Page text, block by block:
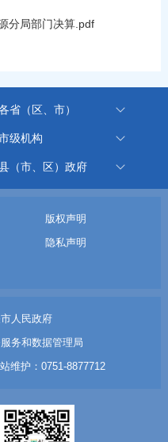
分局部门决算.pdf
省（区、市）
级机构
（市、区）政府
版权声明
隐私声明
人民政府
务和数据管理局
维护：0751-8877712